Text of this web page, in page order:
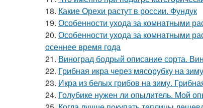
18. Какие Орехи растут в россии. Фундук
19. Особенности ухода за комнатными
20. Особенности ухода за комнатными
осеннее время года
21. Виноград бодрый описание сорта.
22. Грибная икра через мясорубку на
23. Икра из белых грибов на зиму.
24. Голубике нужен ли опылитель. Мой